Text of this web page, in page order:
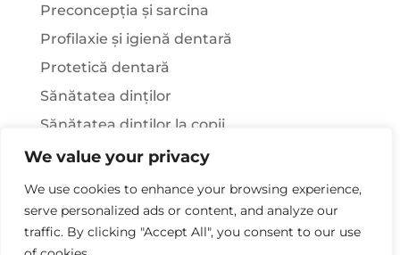
We value your privacy
We use cookies to enhance your browsing experience,
serve personalized ads or content, and analyze our
traffic. By clicking "Accept All", you consent to our use
Preconcepția și sarcina
Profilaxie și igienă dentară
Protetică dentară
Sănătatea dinților
Sănătatea dinților la copii
Știați că…?
Tratamentul stomatologic la pacienții cu
afecțiuni sistemice